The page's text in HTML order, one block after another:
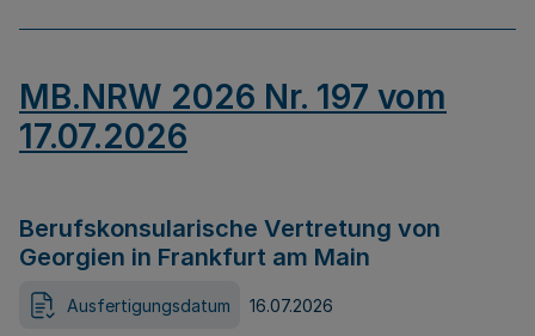
MB.NRW 2026 Nr. 197 vom
17.07.2026
Berufskonsularische Vertretung von
Georgien in Frankfurt am Main
Ausfertigungsdatum 16.07.2026